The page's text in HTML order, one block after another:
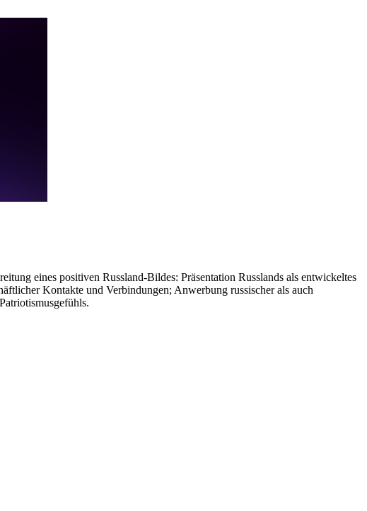
eines positiven Russland-Bildes: Präsentation Russlands als entwickeltes
Kontakte und Verbindungen; Anwerbung russischer als auch